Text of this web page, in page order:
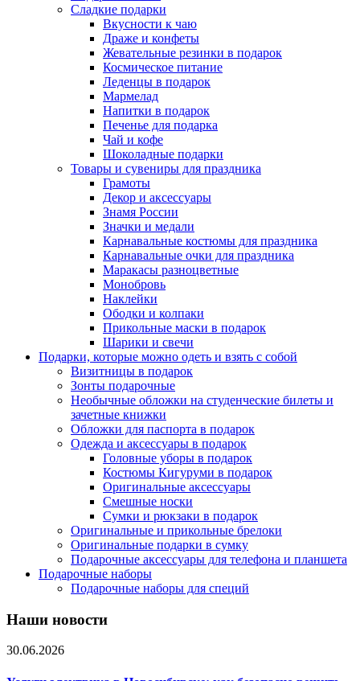
Сладкие подарки
Вкусности к чаю
Драже и конфеты
Жевательные резинки в подарок
Космическое питание
Леденцы в подарок
Мармелад
Напитки в подарок
Печенье для подарка
Чай и кофе
Шоколадные подарки
Товары и сувениры для праздника
Грамоты
Декор и аксессуары
Знамя России
Значки и медали
Карнавальные костюмы для праздника
Карнавальные очки для праздника
Маракасы разноцветные
Монобровь
Наклейки
Ободки и колпаки
Прикольные маски в подарок
Шарики и свечи
Подарки, которые можно одеть и взять с собой
Визитницы в подарок
Зонты подарочные
Необычные обложки на студенческие билеты и
зачетные книжки
Обложки для паспорта в подарок
Одежда и аксессуары в подарок
Головные уборы в подарок
Костюмы Кигуруми в подарок
Оригинальные аксессуары
Смешные носки
Сумки и рюкзаки в подарок
Оригинальные и прикольные брелоки
Оригинальные подарки в сумку
Подарочные аксессуары для телефона и планшета
Подарочные наборы
Подарочные наборы для специй
Наши новости
30.06.2026